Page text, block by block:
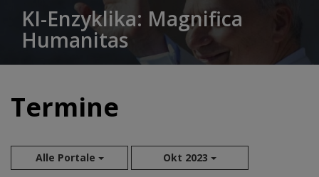
KI-Enzyklika: Magnifica
Humanitas
Termine
Alle Portale Okt 2023